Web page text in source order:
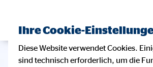
Ihre Cookie-
Diese Website verwendet Cookies.
sind technisch erforderlich, um die